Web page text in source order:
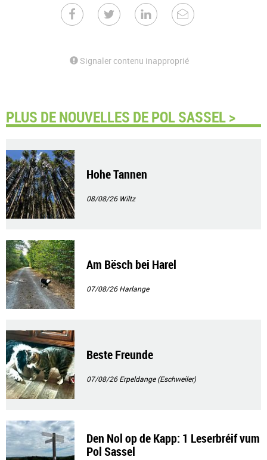
Signaler contenu inapproprié
PLUS DE NOUVELLES DE POL SASSEL >
Hohe Tannen
08/08/26 Wiltz
Am Bësch bei Harel
07/08/26Harlange
Beste Freunde
07/08/26Erpeldange (Eschweiler)
Den Nol op de Kapp: 1 Leserbréif vum
Pol Sassel